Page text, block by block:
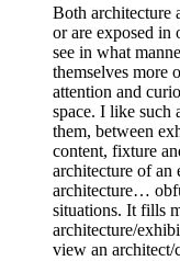
Both architecture
or are exposed in
see in what
themselves more
attention and
space. I like such
them, between
content, fixture
architecture of
architecture…
situations. It fills
architecture/
view an architect/